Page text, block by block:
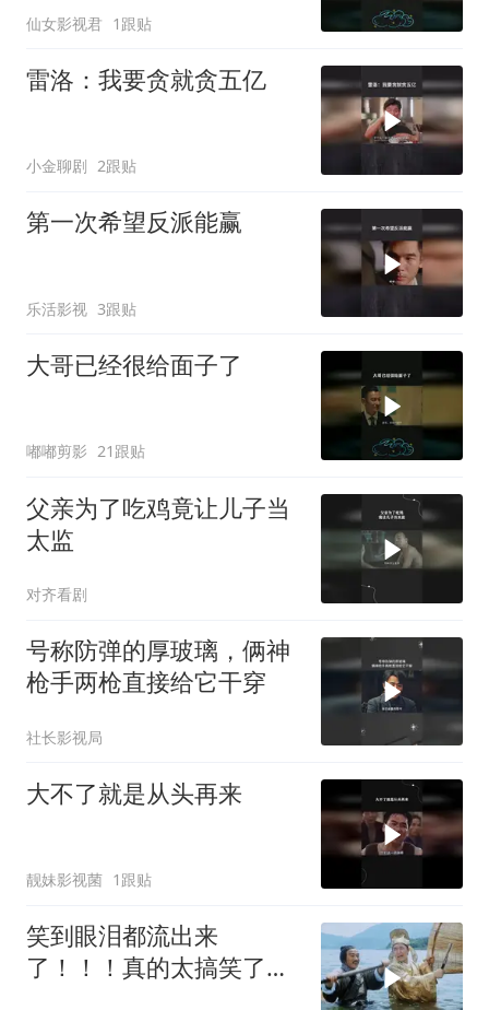
仙女影视君 1跟贴
雷洛：我要贪就贪五亿
小金聊剧 2跟贴
第一次希望反派能赢
乐活影视 3跟贴
大哥已经很给面子了
嘟嘟剪影 21跟贴
父亲为了吃鸡竟让儿子当
太监
对齐看剧
号称防弹的厚玻璃，俩神
枪手两枪直接给它干穿
社长影视局
大不了就是从头再来
靓妹影视菌 1跟贴
笑到眼泪都流出来
了！！！真的太搞笑了！